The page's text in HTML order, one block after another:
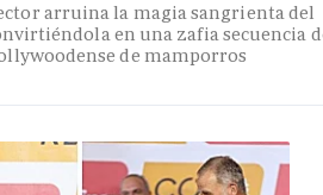
arruina la magia sangrienta del
en una zafia secuencia
de mamporros